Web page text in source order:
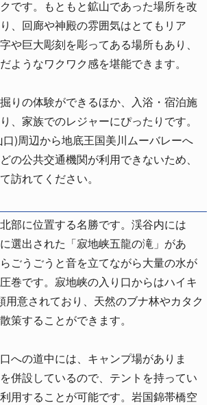
です。もともと鉱山であった場所を改
、回廊や神殿の雰囲気はとてもリア
や巨大彫刻を彫ってある場所もあり、
ようなワクワク感を堪能できます。
りの体験ができるほか、入浴・宿泊施
、家族でのレジャーにぴったりです。
)周辺から地底王国美川ムーバレーへ
の公共交通機関が利用できないため、
訪れてください。
部に位置する名勝です。渓谷内には
選出された「寂地峡五龍の滝」があ
ごうごうと音を立てながら大量の水が
巻です。寂地峡の入り口からはハイキ
用意されており、天然のブナ林やカタク
策することができます。
への道中には、キャンプ場がありま
併設しているので、テントを持ってい
用することが可能です。岩国錦帯橋空